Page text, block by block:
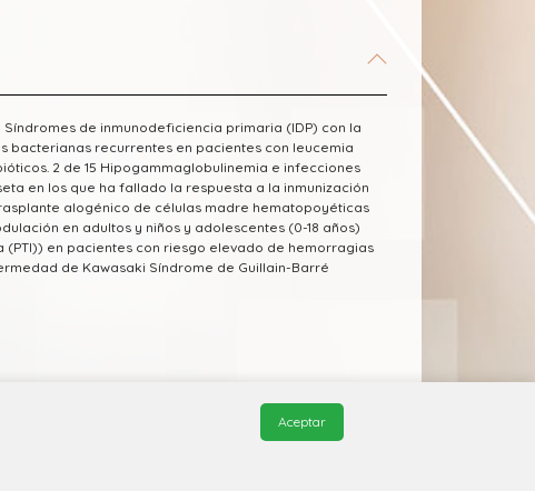
de inmunodeficiencia primaria (IDP) con la
recurrentes en pacientes con leucemia
2 de 15 Hipogammaglobulinemia e infecciones
en los que ha fallado la respuesta a la inmunización
alogénico de células madre hematopoyéticas
en adultos y niños y adolescentes (0-18 años)
en pacientes con riesgo elevado de hemorragias
de Kawasaki Síndrome de Guillain-Barré
Aceptar